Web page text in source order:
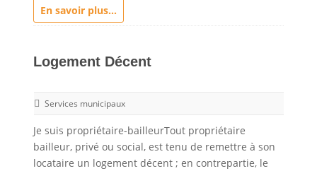
En savoir plus...
Logement Décent
Services municipaux
Je suis propriétaire-bailleurTout propriétaire
bailleur, privé ou social, est tenu de remettre à son
locataire un logement décent ; en contrepartie, le